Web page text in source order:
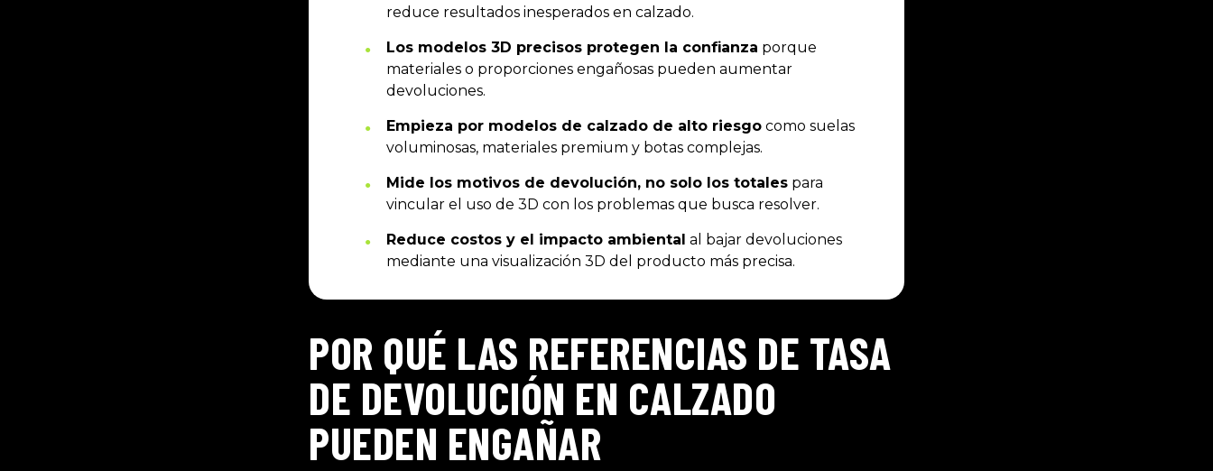
reduce resultados inesperados en calzado.
Los modelos 3D precisos protegen la confianza porque
materiales o proporciones engañosas pueden aumentar
devoluciones.
Empieza por modelos de calzado de alto riesgocomo suelas
voluminosas, materiales premium y botas complejas.
Mide los motivos de devolución, no solo los totalespara
vincular el uso de 3D con los problemas que busca resolver.
Reduce costos y el impacto ambiental al bajar devoluciones
mediante una visualización 3D del producto más precisa.
POR QUÉ LAS REFERENCIAS DE TASA
DE DEVOLUCIÓN EN CALZADO
PUEDEN ENGAÑAR